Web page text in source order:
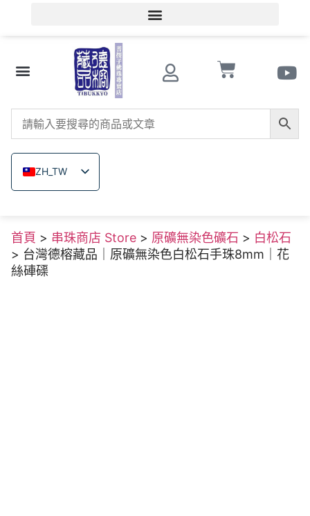
ZH_TW
EN
TH
VI
首頁 > 串珠商店 Store > 原礦無染色礦石 > 白松石
> 台灣德榕藏品｜原礦無染色白松石手珠8mm｜花
絲硨磲